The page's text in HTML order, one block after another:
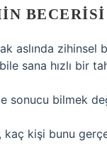
aslında zihinsel
sana hızlı bir
sonucu bilmek
kaç kişi bunu